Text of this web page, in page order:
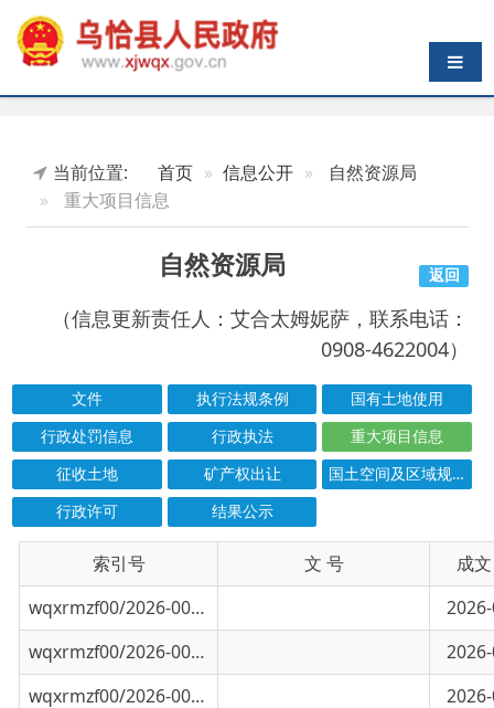
导航切换
重大项目信息
自然资源局
（信息更新责任人：艾合太姆妮萨，联系电话：
0908-4622004）
国有土地使用
行政处罚信息
行政执法
重大项目信息
征收土地
矿产权出让
国土空间及区域规划
行政许可
结果公示
索引号 信息标题 文 号
wqxrmzf00/2026-00955
乌恰县自然资源局7月份项目采购意向
2026-07-14
乌恰县自然资源局国有建设用地使用权出
2026-04-17
wqxrmzf00/2026-00328 乌恰县自然资源局国有建设用地使用权出
2026-04-17
累计修复草原面积超54万亩！乌恰县“三北
2025-10-21
K45899617/2025-02609 乌恰县2024年、2025年中央“三北”工程项
2025-10-16